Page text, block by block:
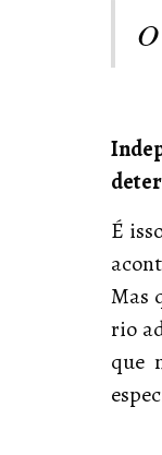
É
Mas
rio
que